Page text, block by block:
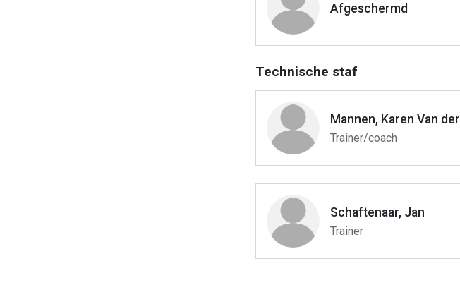
Afgeschermd
Technische staf
Mannen, Karen Van der
Trainer/coach
Schaftenaar, Jan
Trainer